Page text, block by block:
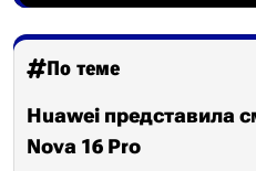
По теме
Huawei представила
Nova 16 Pro